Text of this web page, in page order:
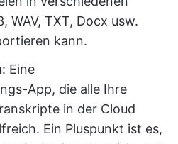
WAV, TXT, Docx usw.
kann.
: Eine
App, die alle Ihre
in der Cloud
Ein Pluspunkt ist es,